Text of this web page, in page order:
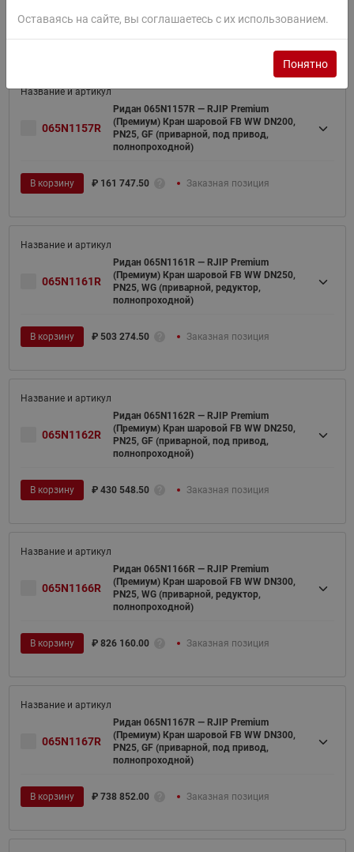
065N1157R
Ридан 065N1157R — RJIP Premium
(Премиум) Кран шаровой FB WW DN200,
PN25, GF (приварной, под привод,
полнопроходной)
В корзину ₽ 161 747.50 Заказная позиция
065N1161R
Ридан 065N1161R — RJIP Premium
(Премиум) Кран шаровой FB WW DN250,
PN25, WG (приварной, редуктор,
полнопроходной)
В корзину ₽ 503 274.50 Заказная позиция
065N1162R
Ридан 065N1162R — RJIP Premium
(Премиум) Кран шаровой FB WW DN250,
PN25, GF (приварной, под привод,
полнопроходной)
В корзину ₽ 430 548.50 Заказная позиция
065N1166R
Ридан 065N1166R — RJIP Premium
(Премиум) Кран шаровой FB WW DN300,
PN25, WG (приварной, редуктор,
полнопроходной)
В корзину ₽ 826 160.00 Заказная позиция
065N1167R
Ридан 065N1167R — RJIP Premium
(Премиум) Кран шаровой FB WW DN300,
PN25, GF (приварной, под привод,
полнопроходной)
В корзину ₽ 738 852.00 Заказная позиция
Оставаясь на сайте, вы соглашаетесь с их использованием.
Понятно